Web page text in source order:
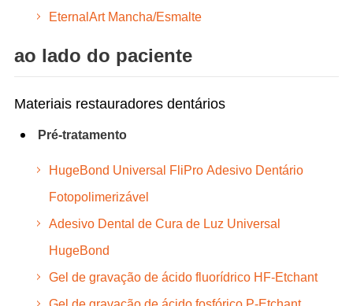
EternalArt Mancha/Esmalte
ao lado do paciente
Materiais restauradores dentários
Pré-tratamento
HugeBond Universal FliPro Adesivo Dentário
Fotopolimerizável
Adesivo Dental de Cura de Luz Universal
HugeBond
Gel de gravação de ácido fluorídrico HF-Etchant